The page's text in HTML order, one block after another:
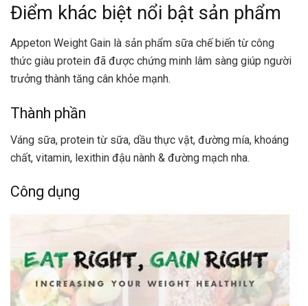
Điểm khác biệt nổi bật sản phẩm
Appeton Weight Gain là sản phẩm sữa chế biến từ công
thức giàu protein đã được chứng minh lâm sàng giúp người
trưởng thành tăng cân khỏe mạnh.
Thành phần
Váng sữa, protein từ sữa, dầu thực vật, đường mía, khoáng
chất, vitamin, lexithin đậu nành & đường mạch nha.
Công dụng